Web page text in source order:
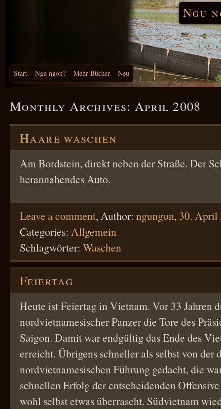
Ngu
Start Ngu ngon? Mehr Bücher Neu
Monthly Archives: April 2008
Haare waschen
Am Bordstein, direkt neben der Straße. Der
herannahendes Auto.
Leave a comment, Author: ngungon, 30. April
Categories: Allgemein
Schlagwörter: Waschen
Feiertag
Heute ist Feiertag in Vietnam. Vor 33 Jahren
nordvietnamesischer Panzer die Tore des
Saigon. Damit war endgültig das Ende des
erreicht. Übrigens schneller als selbst von der
nordvietnamesischen Führung gedacht, die
schnellen Erfolg der entscheidenden
wohl selbst etwas überrascht. Südvietnam